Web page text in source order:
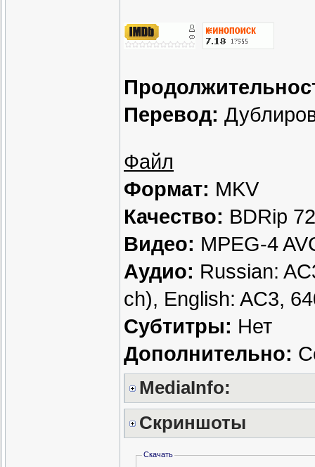
Перевод:
Файл
Формат: MKV
Качество: BDRip
Видео: MPEG-4
Аудио: Russian:
ch), English: AC3,
Субтитры: Нет
Дополнительно:
MediaInfo:
Скриншоты
Скачать